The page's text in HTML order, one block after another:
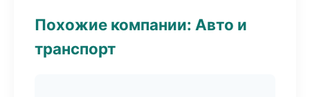
Похожие компании: Авто и
транспорт